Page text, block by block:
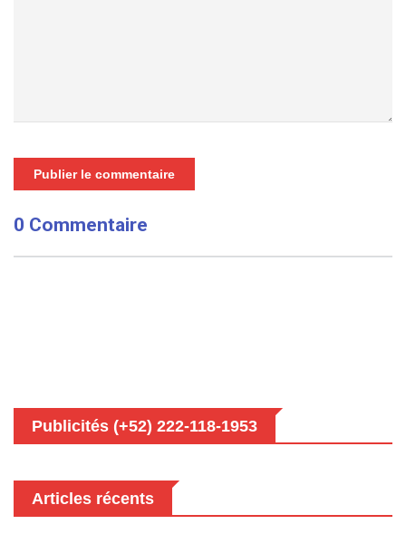
Publier le commentaire
0 Commentaire
Publicités (+52) 222-118-1953
Articles récents